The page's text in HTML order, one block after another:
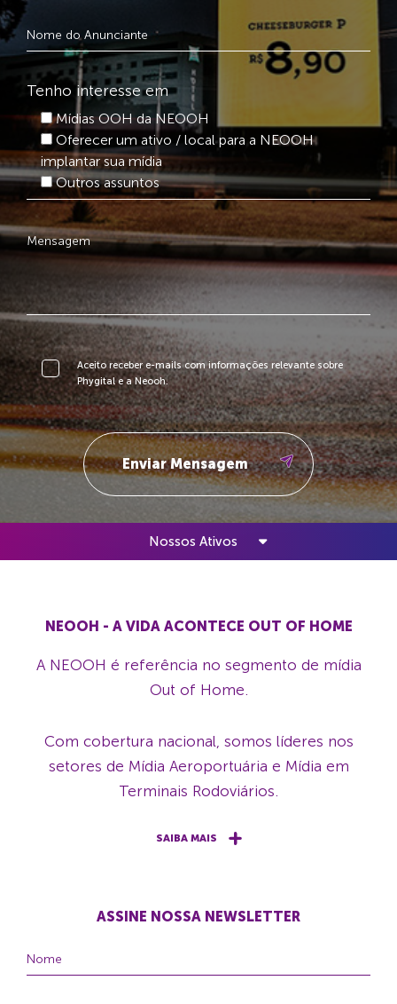
Tenho interesse em
Mídias OOH da NEOOH
Oferecer um ativo / local para a NEOOH
implantar sua mídia
Outros assuntos
Aceito receber e-mails com informações relevante sobre
Phygital e a Neooh.
Nossos Ativos
NEOOH - A VIDA ACONTECE OUT OF HOME
A NEOOH é referência no segmento de mídia
Out of Home.
Com cobertura nacional, somos líderes nos
setores de Mídia Aeroportuária e Mídia em
Terminais Rodoviários.
SAIBA MAIS
ASSINE NOSSA NEWSLETTER